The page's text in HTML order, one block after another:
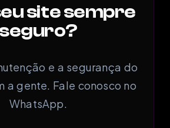
site sempre
seguro?
e a segurança do
a gente. Fale conosco no
WhatsApp.